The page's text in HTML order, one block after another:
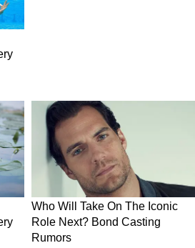
रही TMC नेताओं की